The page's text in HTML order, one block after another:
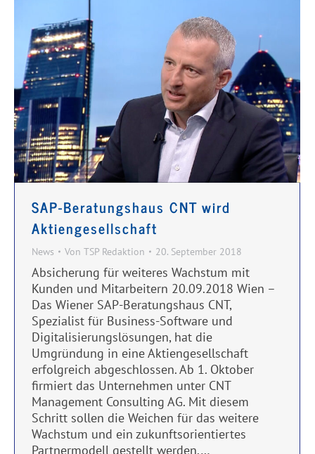
SAP-Beratungshaus CNT wird
Aktiengesellschaft
News Von TSP Redaktion 20. September 2018
Absicherung für weiteres Wachstum mit
Kunden und Mitarbeitern 20.09.2018 Wien –
Das Wiener SAP-Beratungshaus CNT,
Spezialist für Business-Software und
Digitalisierungslösungen, hat die
Umgründung in eine Aktiengesellschaft
erfolgreich abgeschlossen. Ab 1. Oktober
firmiert das Unternehmen unter CNT
Management Consulting AG. Mit diesem
Schritt sollen die Weichen für das weitere
Wachstum und ein zukunftsorientiertes
Partnermodell gestellt werden.…